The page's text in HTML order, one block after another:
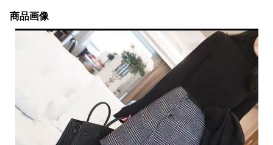
商品画像